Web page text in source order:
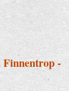
die
-